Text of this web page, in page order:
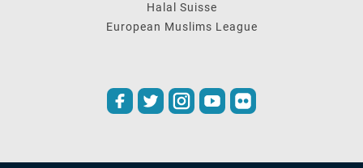
Halal Suisse
European Muslims League